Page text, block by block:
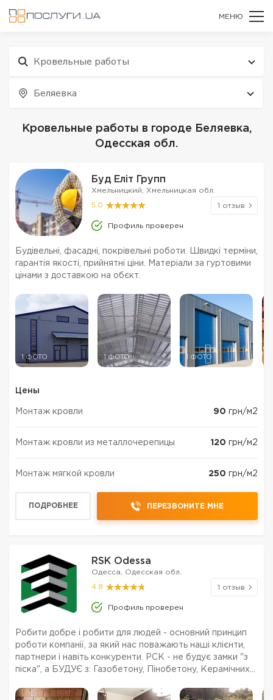
МЕНЮ
Кровельные работы
Беляевка
Кровельные работы в городе Беляевка,
Одесская обл.
Буд Еліт Групп
Хмельницкий, Хмельницкая обл.
5.0 1 отзыв
Профиль проверен
Будівельні, фасадні, покрівельні роботи. Швидкі терміни,
гарантія якості, прийнятні ціни. Матеріали за гуртовими
цінами з доставкою на обєкт.
1 ФОТО 1 ФОТО 1 ФОТО
Цены
Монтаж кровли 90 грн/м2
Монтаж кровли из металлочерепицы 120 грн/м2
Монтаж мягкой кровли 250 грн/м2
ПОДРОБНЕЕ ПЕРЕЗВОНИТЕ МНЕ
RSK Odessa
Одесса, Одесская обл.
4.8 1 отзыв
Профиль проверен
Робити добре і робити для людей - основний принцип
роботи компанії, за який нас поважають наші клієнти,
партнери і навіть конкуренти. РСК - не будує замки "з
піска", а БУДУЄ з: Газобетону, Пінобетону, Керамічних
сфері будівництва: - Будівництво і ...